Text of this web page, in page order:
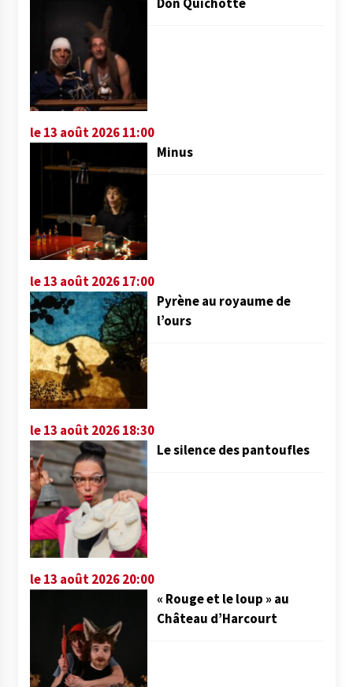
le 13 août 2026 11:00
Minus
le 13 août 2026 17:00
Pyrène au royaume de
l’ours
le 13 août 2026 18:30
Le silence des pantoufles
le 13 août 2026 20:00
« Rouge et le loup » au
Château d’Harcourt